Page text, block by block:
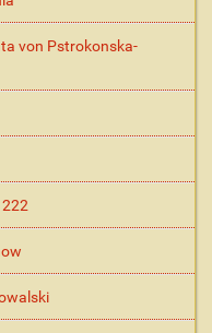
von Pstrokonska-